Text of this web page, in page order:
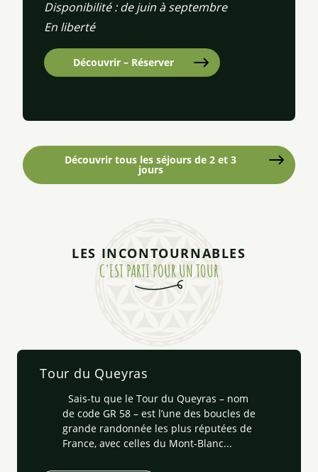
Disponibilité : de juin à septembre
En liberté
Découvrir – Réserver
Découvrir tous les séjours de 2 et 3
jours
LES INCONTOURNABLES
C'EST PARTI POUR UN TOUR
Tour du Queyras
Sais-tu que le Tour du Queyras – nom
de code GR 58 – est l’une des boucles de
grande randonnée les plus réputées de
France, avec celles du Mont-Blanc...